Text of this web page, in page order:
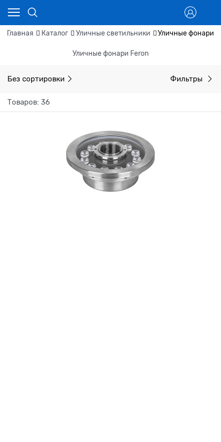
Главная Каталог Уличные светильники Уличные фонари
Уличные фонари Feron
Без сортировки Фильтры
Товаров: 36